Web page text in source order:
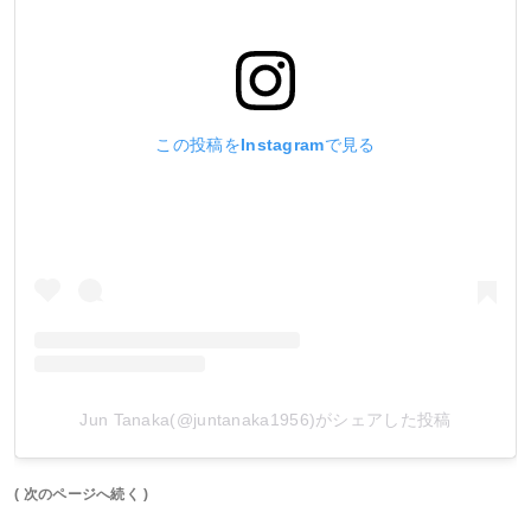
この投稿をInstagramで見る
Jun Tanaka(@juntanaka1956)がシェアした投稿
( 次のページへ続く )